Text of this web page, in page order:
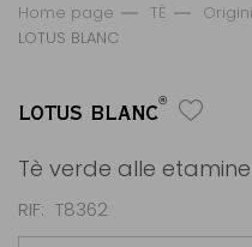
Home page TÈ
LOTUS BLANC
LOTUS BLANC®
Tè verde alle
RIF T8362